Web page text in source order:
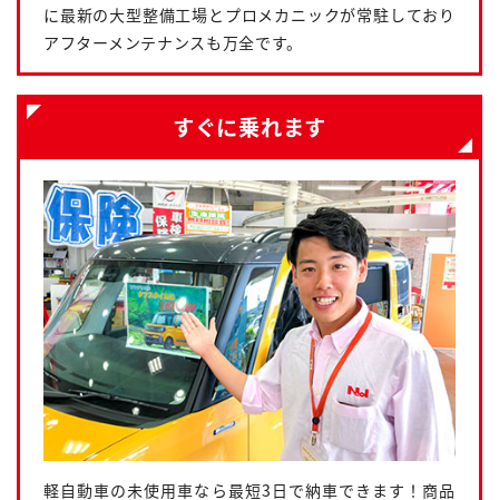
に最新の大型整備工場とプロメカニックが常駐しており
アフターメンテナンスも万全です。
すぐに乗れます
軽自動車の未使用車なら最短3日で納車できます！商品